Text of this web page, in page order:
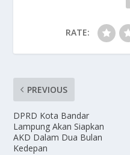
RATE:
PREVIOUS
DPRD Kota Bandar
Lampung Akan Siapkan
AKD Dalam Dua Bulan
Kedepan